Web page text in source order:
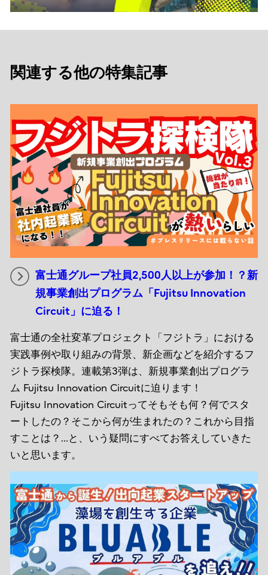
関連する他の特集記事
富士通グループ社員2,500人以上が参加！？新
規事業創出プログラム「Fujitsu Innovation
Circuit」に迫る！
富士通の全社変革プロジェクト「フジトラ」における
実践事例や取り組みの背景、新企画などを紹介するフ
ジトラ探検隊。連載第3弾は、新規事業創出プログラ
ム Fujitsu Innovation Circuitに迫ります！
Fujitsu Innovation Circuitってそもそも何？何でスタ
ートしたの？そこから何が生まれたの？これから目指
すことは？…と、いう疑問にすべてお答えしていきた
いと思います。